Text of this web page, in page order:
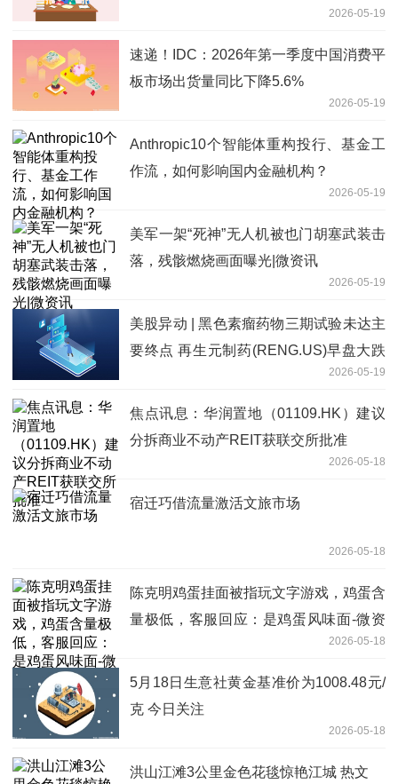
2026-05-19
速递！IDC：2026年第一季度中国消费平
板市场出货量同比下降5.6%
2026-05-19
Anthropic10个智能体重构投行、基金工
作流，如何影响国内金融机构？
2026-05-19
美军一架“死神”无人机被也门胡塞武装击
落，残骸燃烧画面曝光|微资讯
2026-05-19
美股异动 | 黑色素瘤药物三期试验未达主
要终点 再生元制药(RENG.US)早盘大跌
2026-05-19
焦点讯息：华润置地（01109.HK）建议
分拆商业不动产REIT获联交所批准
2026-05-18
宿迁巧借流量激活文旅市场
2026-05-18
陈克明鸡蛋挂面被指玩文字游戏，鸡蛋含
量极低，客服回应：是鸡蛋风味面-微资
2026-05-18
5月18日生意社黄金基准价为1008.48元/
克 今日关注
2026-05-18
洪山江滩3公里金色花毯惊艳江城 热文